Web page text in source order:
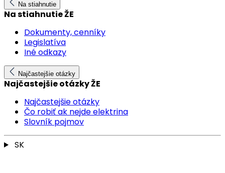
Na stiahnutie
Na stiahnutie ŽE
Dokumenty, cenníky
Legislatíva
Iné odkazy
Najčastejšie otázky
Najčastejšie otázky ŽE
Najčastejšie otázky
Čo robiť ak nejde elektrina
Slovník pojmov
SK